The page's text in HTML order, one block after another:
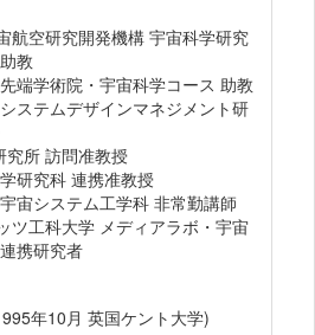
航空研究開発機構 宇宙科学研究
教
端学術院・宇宙科学コース 助教
ステムデザインマネジメント研
究所 訪問准教授
研究科 連携准教授
宙システム工学科 非常勤講師
ツ工科大学 メディアラボ・宇宙
携研究者
年10月 英国ケント大学)